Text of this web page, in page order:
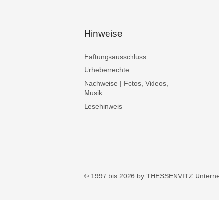
Hinweise
Haftungsausschluss
Urheberrechte
Nachweise | Fotos, Videos,
Musik
Lesehinweis
© 1997 bis 2026 by THESSENVITZ